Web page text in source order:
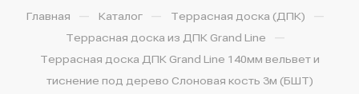
Главная — Каталог — Террасная доска (ДПК) —
Террасная доска из ДПК Grand Line —
Террасная доска ДПК Grand Line 140мм вельвет и
тиснение под дерево Слоновая кость 3м (БШТ)